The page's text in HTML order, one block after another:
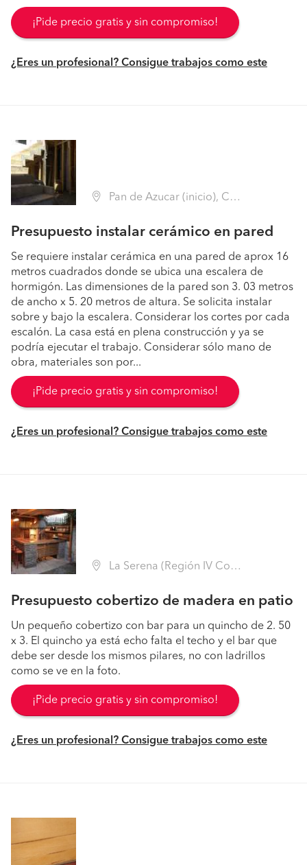
¡Pide precio gratis y sin compromiso!
¿Eres un profesional? Consigue trabajos como este
Pan de Azucar (inicio), Coquimbo (Región IV Coquimbo - Elqui)
Presupuesto instalar cerámico en pared
Se requiere instalar cerámica en una pared de aprox 16
metros cuadrados donde se ubica una escalera de
hormigón. Las dimensiones de la pared son 3. 03 metros
de ancho x 5. 20 metros de altura. Se solicita instalar
sobre y bajo la escalera. Considerar los cortes por cada
escalón. La casa está en plena construcción y ya se
podría ejecutar el trabajo. Considerar sólo mano de
obra, materiales son por...
¡Pide precio gratis y sin compromiso!
¿Eres un profesional? Consigue trabajos como este
La Serena (Región IV Coquimbo - Elqui)
Presupuesto cobertizo de madera en patio
Un pequeño cobertizo con bar para un quincho de 2. 50
x 3. El quincho ya está echo falta el techo y el bar que
debe ser desde los mismos pilares, no con ladrillos
como se ve en la foto.
¡Pide precio gratis y sin compromiso!
¿Eres un profesional? Consigue trabajos como este